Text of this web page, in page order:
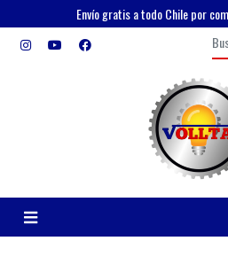
Envío gratis a todo Chile por